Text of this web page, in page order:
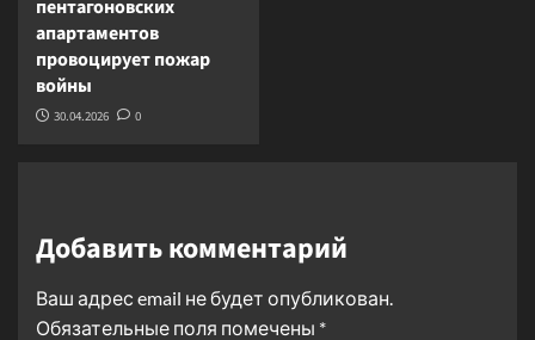
пентагоновских
апартаментов
провоцирует пожар
войны
30.04.2026 0
Добавить комментарий
Ваш адрес email не будет опубликован.
Обязательные поля помечены *